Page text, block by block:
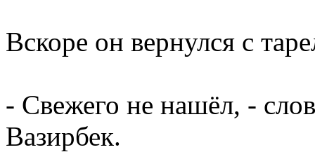
Вскоре он вернулся с
- Свежего не нашёл, -
Вазирбек.